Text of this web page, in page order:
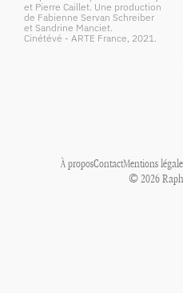
et Pierre Caillet. Une production
de Fabienne Servan Schreiber
et Sandrine Manciet.
Cinétévé - ARTE France, 2021.
À proposContactMentions
© 2026